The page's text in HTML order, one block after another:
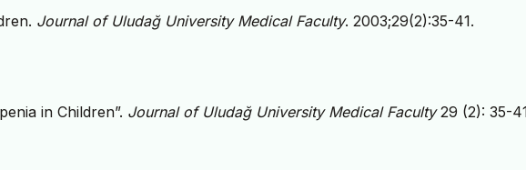
Journal of Uludağ University Medical Faculty. 2003;29(2):35-41.
in Children”. Journal of Uludağ University Medical Faculty29 (2): 35-